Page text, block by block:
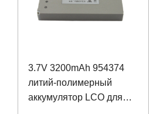
3.7V 3200mAh 954374
литий-полимерный
аккумулятор LCO для